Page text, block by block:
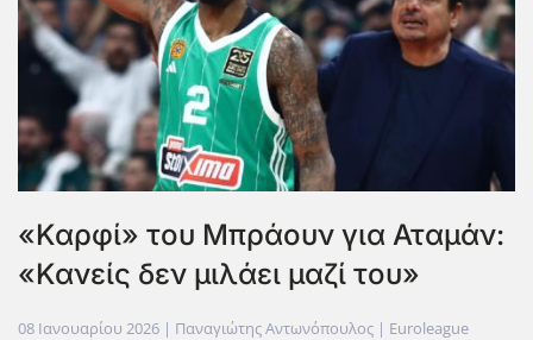
«Καρφί» του Μπράουν για Αταμάν:
«Κανείς δεν μιλάει μαζί του»
08 Ιανουαρίου 2026 | Παναγιώτης Αντωνόπουλος | Euroleague